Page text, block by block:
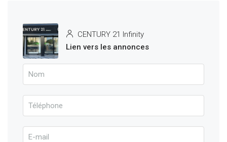
CENTURY 21 Infinity
Lien vers les annonces